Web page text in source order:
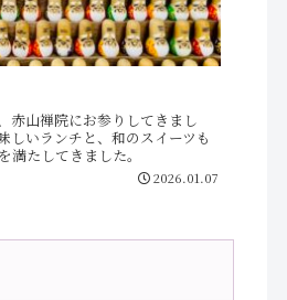
赤山禅院にお参りしてきまし
しいランチと、和のスイーツも
たしてきました。
2026.01.07